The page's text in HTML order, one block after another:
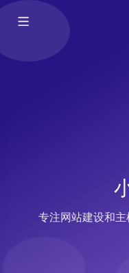
专注网站建设和